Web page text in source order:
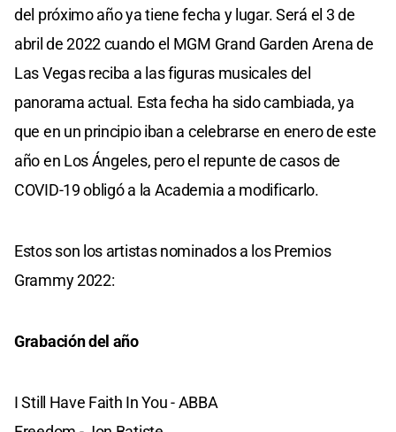
del próximo año ya tiene fecha y lugar. Será el 3 de
abril de 2022 cuando el MGM Grand Garden Arena de
Las Vegas reciba a las figuras musicales del
panorama actual. Esta fecha ha sido cambiada, ya
que en un principio iban a celebrarse en enero de este
año en Los Ángeles, pero el repunte de casos de
COVID-19 obligó a la Academia a modificarlo.
Estos son los artistas nominados a los Premios
Grammy 2022:
Grabación del año
I Still Have Faith In You - ABBA